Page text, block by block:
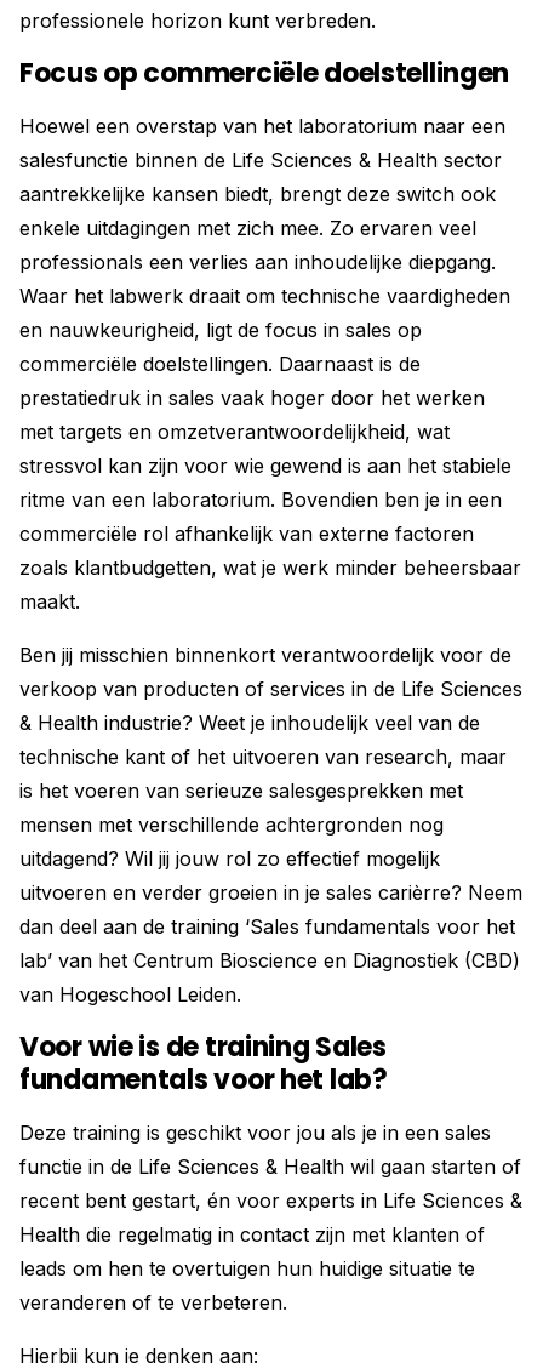
professionele horizon kunt verbreden.
Focus op commerciële doelstellingen
Hoewel een overstap van het laboratorium naar een
salesfunctie binnen de Life Sciences & Health sector
aantrekkelijke kansen biedt, brengt deze switch ook
enkele uitdagingen met zich mee. Zo ervaren veel
professionals een verlies aan inhoudelijke diepgang.
Waar het labwerk draait om technische vaardigheden
en nauwkeurigheid, ligt de focus in sales op
commerciële doelstellingen. Daarnaast is de
prestatiedruk in sales vaak hoger door het werken
met targets en omzetverantwoordelijkheid, wat
stressvol kan zijn voor wie gewend is aan het stabiele
ritme van een laboratorium. Bovendien ben je in een
commerciële rol afhankelijk van externe factoren
zoals klantbudgetten, wat je werk minder beheersbaar
maakt.
Ben jij misschien binnenkort verantwoordelijk voor de
verkoop van producten of services in de Life Sciences
& Health industrie? Weet je inhoudelijk veel van de
technische kant of het uitvoeren van research, maar
is het voeren van serieuze salesgesprekken met
mensen met verschillende achtergronden nog
uitdagend? Wil jij jouw rol zo effectief mogelijk
uitvoeren en verder groeien in je sales carièrre? Neem
dan deel aan de training ‘Sales fundamentals voor het
lab’ van het Centrum Bioscience en Diagnostiek (CBD)
van Hogeschool Leiden.
Voor wie is de training Sales
fundamentals voor het lab?
Deze training is geschikt voor jou als je in een sales
functie in de Life Sciences & Health wil gaan starten of
recent bent gestart, én voor experts in Life Sciences &
Health die regelmatig in contact zijn met klanten of
leads om hen te overtuigen hun huidige situatie te
veranderen of te verbeteren.
Hierbij kun je denken aan: